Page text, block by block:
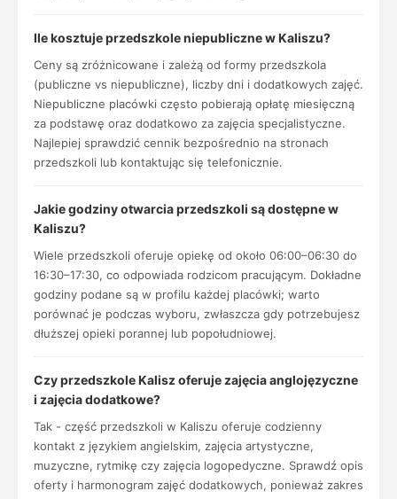
Ile kosztuje przedszkole niepubliczne w Kaliszu?
Ceny są zróżnicowane i zależą od formy przedszkola
(publiczne vs niepubliczne), liczby dni i dodatkowych zajęć.
Niepubliczne placówki często pobierają opłatę miesięczną
za podstawę oraz dodatkowo za zajęcia specjalistyczne.
Najlepiej sprawdzić cennik bezpośrednio na stronach
przedszkoli lub kontaktując się telefonicznie.
Jakie godziny otwarcia przedszkoli są dostępne w
Kaliszu?
Wiele przedszkoli oferuje opiekę od około 06:00–06:30 do
16:30–17:30, co odpowiada rodzicom pracującym. Dokładne
godziny podane są w profilu każdej placówki; warto
porównać je podczas wyboru, zwłaszcza gdy potrzebujesz
dłuższej opieki porannej lub popołudniowej.
Czy przedszkole Kalisz oferuje zajęcia anglojęzyczne
i zajęcia dodatkowe?
Tak - część przedszkoli w Kaliszu oferuje codzienny
kontakt z językiem angielskim, zajęcia artystyczne,
muzyczne, rytmikę czy zajęcia logopedyczne. Sprawdź opis
oferty i harmonogram zajęć dodatkowych, ponieważ zakres